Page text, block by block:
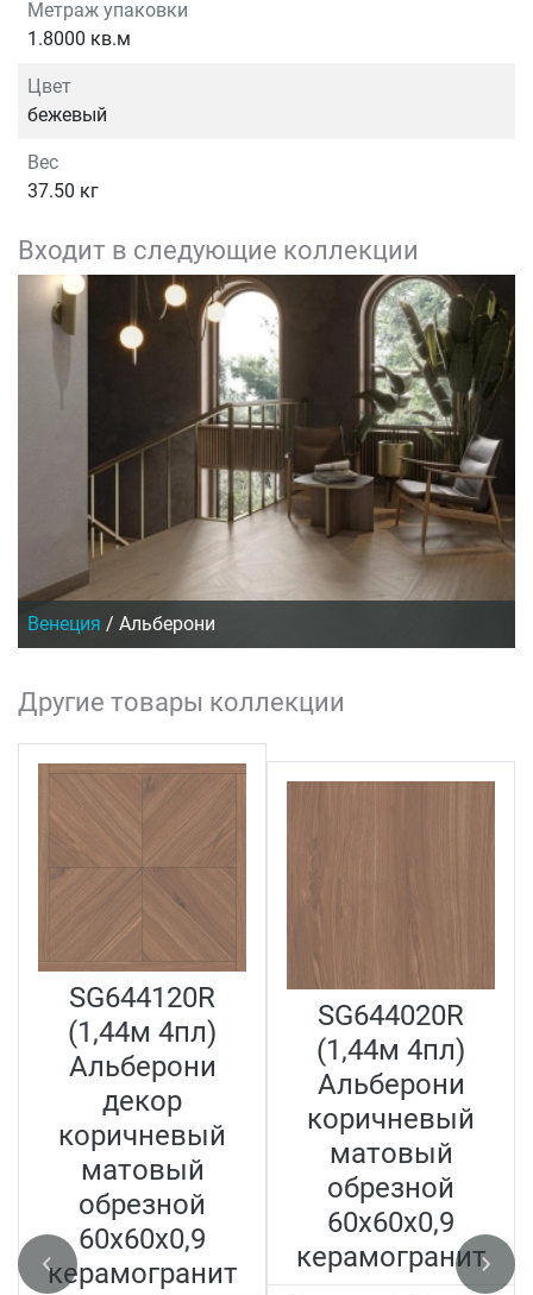
Метраж упаковки
1.8000 кв.м
Цвет
бежевый
Вес
37.50 кг
Входит в следующие коллекции
Венеция / Альберони
Другие товары коллекции
SG644120R
(1,44м 4пл)
Альберони
декор
коричневый
матовый
обрезной
60x60x0,9
керамогранит
SG644020R
(1,44м 4пл)
Альберони
коричневый
матовый
обрезной
60x60x0,9
керамогранит